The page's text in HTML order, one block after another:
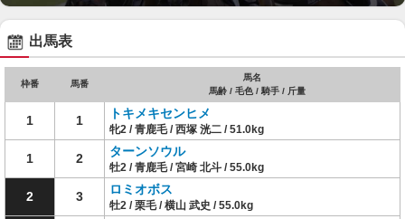
出馬表
枠番 馬番
馬名
馬齢 / 毛色 / 騎手 / 斤量
1 1 トキメキセンヒメ
牝2 / 青鹿毛 / 西塚 洸二 / 51.0kg
1 2 ターンソウル
牡2 / 青鹿毛 / 宮崎 北斗 / 55.0kg
2 3 ロミオボス
牡2 / 栗毛 / 横山 武史 / 55.0kg